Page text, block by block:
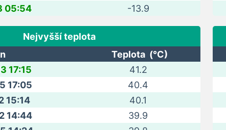
05:54
-13.9
Nejvyšší teplota
Teplota (°C)
17:15
41.2
17:05
40.4
15:14
40.1
14:44
39.9